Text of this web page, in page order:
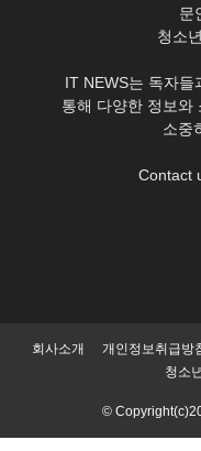
문
청소
IT NEWS는 독자들
통해 다양한 정보와
소중
Contact
회사소개 개인정보취급방
청소
©